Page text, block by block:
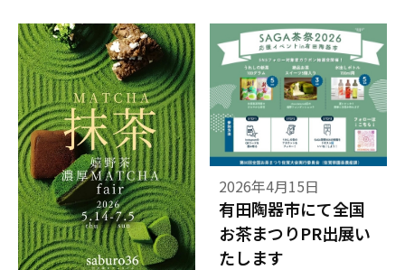
2026年4月15日
有田陶器市にて全国
お茶まつりPR出展い
たします